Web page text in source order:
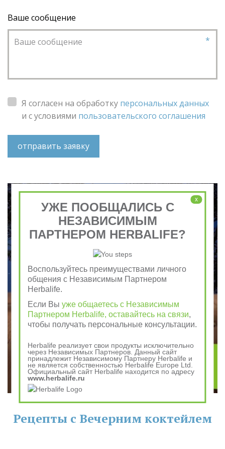
Ваше сообщение
*
Я согласен на обработку персональных данных
и с условиями пользовательского соглашения
отправить заявку
Рецепты с Вечерним коктейлем
x
УЖЕ ПООБЩАЛИСЬ С
НЕЗАВИСИМЫМ
ПАРТНЕРОМ HERBALIFE?
Воспользуйтесь преимуществами личного
общения с Независимым Партнером
Herbalife.
Если Выуже общаетесь с Независимым
Партнером Herbalife, оставайтесь на связи,
чтобы получать персональные консультации.
Herbalife реализует свои продукты исключительно
через Независимых Партнеров. Данный сайт
принадлежит Независимому Партнеру Herbalife и
не является собственностью Herbalife Europe Ltd.
Официальный сайт Herbalife находится по адресу
www.herbalife.ru